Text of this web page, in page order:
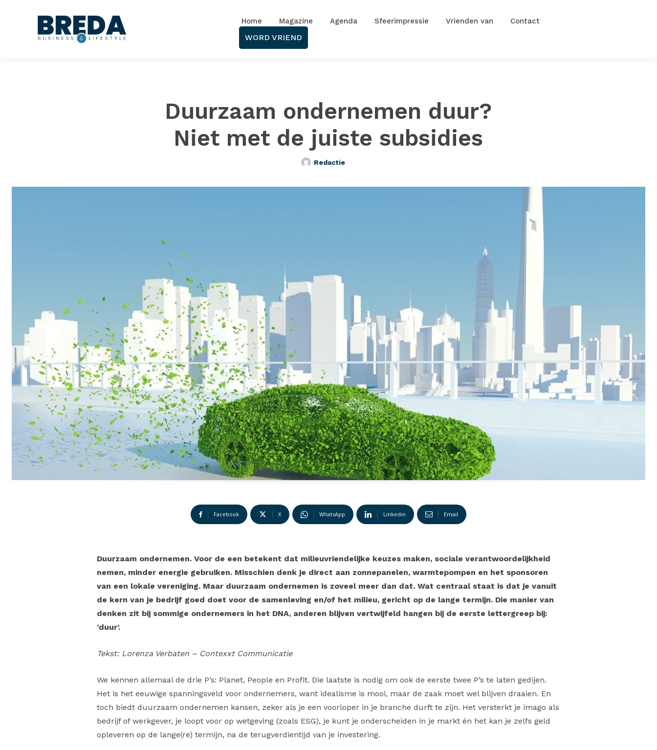
Home Magazine Agenda Sfeerimpressie Vrienden van Contact
WORD VRIEND
Duurzaam ondernemen duur?
Niet met de juiste subsidies
Redactie
Facebook X WhatsApp Linkedin Email
Duurzaam ondernemen. Voor de een betekent dat milieuvriendelijke keuzes maken, sociale verantwoordelijkheid
nemen, minder energie gebruiken. Misschien denk je direct aan zonnepanelen, warmtepompen en het sponsoren
van een lokale vereniging. Maar duurzaam ondernemen is zoveel meer dan dat. Wat centraal staat is dat je vanuit
de kern van je bedrijf goed doet voor de samenleving en/of het milieu, gericht op de lange termijn. Die manier van
denken zit bij sommige ondernemers in het DNA, anderen blijven vertwijfeld hangen bij de eerste lettergreep bij:
‘duur’.
Tekst:Lorenza Verbaten – Contexxt Communicatie
We kennen allemaal de drie P’s: Planet, People en Profit. Die laatste is nodig om ook de eerste twee P’s te laten gedijen.
Het is het eeuwige spanningsveld voor ondernemers, want idealisme is mooi, maar de zaak moet wel blijven draaien. En
toch biedt duurzaam ondernemen kansen, zeker als je een voorloper in je branche durft te zijn. Het versterkt je imago als
bedrijf of werkgever, je loopt voor op wetgeving (zoals ESG), je kunt je onderscheiden in je markt én het kan je zelfs geld
opleveren op de lange(re) termijn, na de terugverdientijd van je investering.